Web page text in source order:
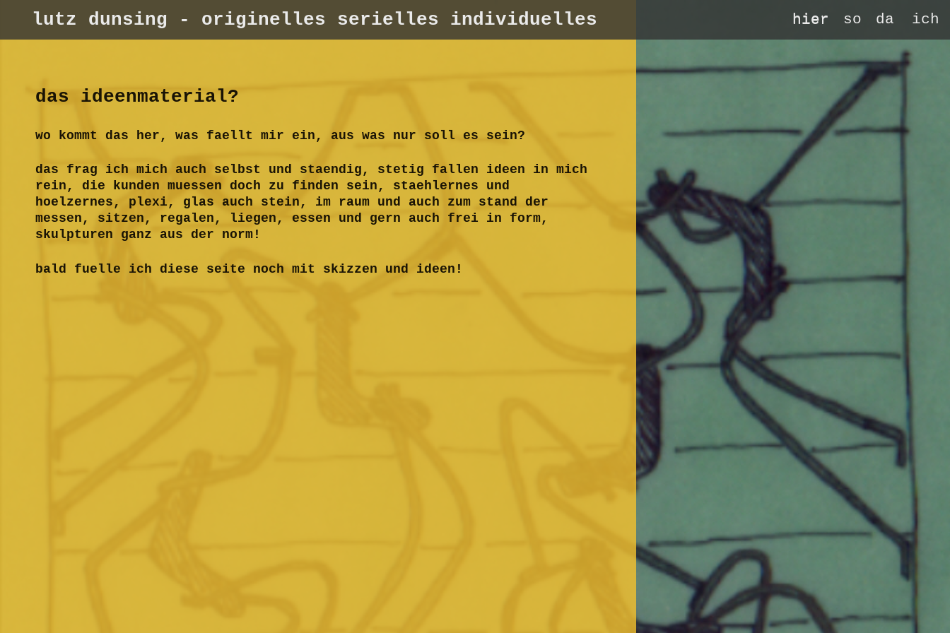
hier so da ich
lutz dunsing - originelles serielles individuelles
das ideenmaterial?
wo kommt das her, was faellt mir ein, aus was nur soll es sein?
das frag ich mich auch selbst und staendig, stetig fallen ideen in mich
rein, die kunden muessen doch zu finden sein, staehlernes und
hoelzernes, plexi, glas auch stein, im raum und auch zum stand der
messen, sitzen, regalen, liegen, essen und gern auch frei in form,
skulpturen ganz aus der norm!
bald fuelle ich diese seite noch mit skizzen und ideen!